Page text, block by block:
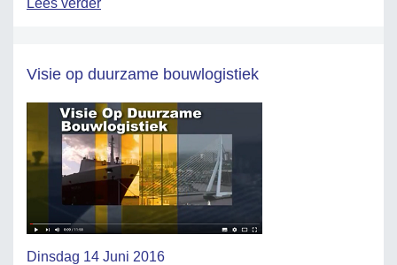
Visie op duurzame bouwlogistiek
Dinsdag 14 Juni 2016